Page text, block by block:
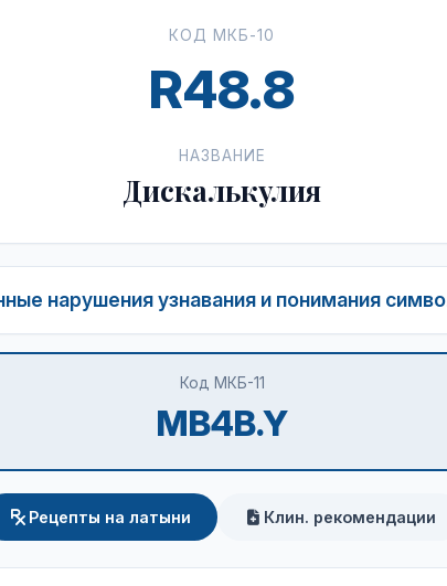
КОД МКБ-10
R48.8
НАЗВАНИЕ
Дискалькулия
нарушения узнавания и понимания
Код МКБ-11
MB4B.Y
Рецепты на латыни Клин. рекомендации